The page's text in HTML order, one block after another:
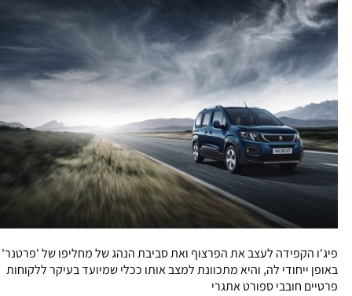
פיג'ו הקפידה לעצב את הפרצוף ואת סביבת הנהג של מחליפו של 'פרטנר'
באופן ייחודי לה, והיא מתכוונת למצב אותו ככלי שמיועד בעיקר ללקוחות
פרטיים חובבי ספורט אתגרי